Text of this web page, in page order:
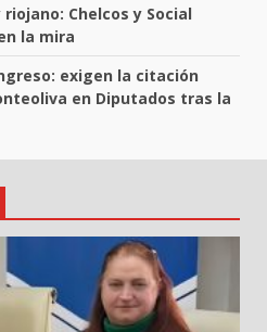
Chelcos y Social
la mira
exigen la citación
en Diputados tras la